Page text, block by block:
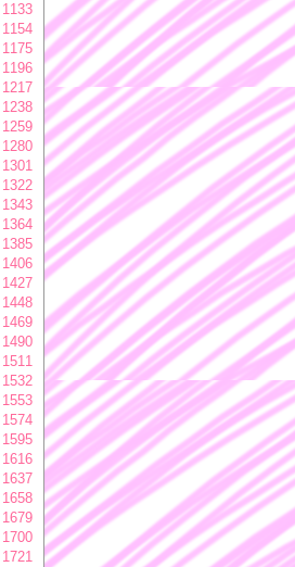
1133
1154
1175
1196
1217
1238
1259
1280
1301
1322
1343
1364
1385
1406
1427
1448
1469
1490
1511
1532
1553
1574
1595
1616
1637
1658
1679
1700
1721